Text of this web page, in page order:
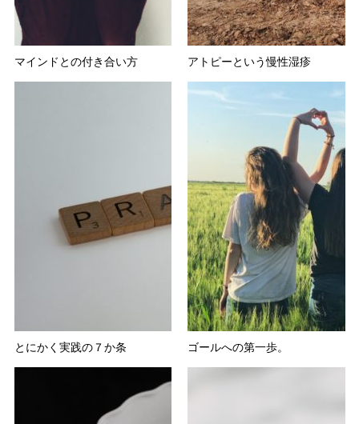
マインドとの付き合い方 アトピーという慢性湿疹
とにかく実践の７か条 ゴールへの第一歩。